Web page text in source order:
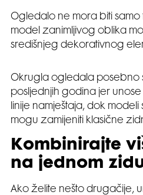
Ogledalo ne mora biti samo
model zanimljivog oblika
središnjeg dekorativnog
Okrugla ogledala posebno
posljednjih godina jer
linije namještaja, dok
mogu zamijeniti klasične
Kombinirajte
na jednom
Ako želite nešto drugačije,